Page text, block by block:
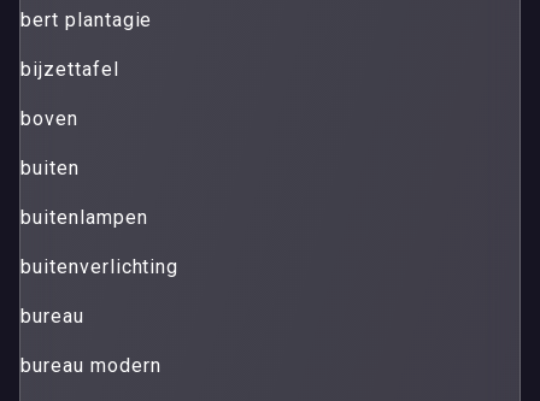
bert plantagie
bijzettafel
boven
buiten
buitenlampen
buitenverlichting
bureau
bureau modern